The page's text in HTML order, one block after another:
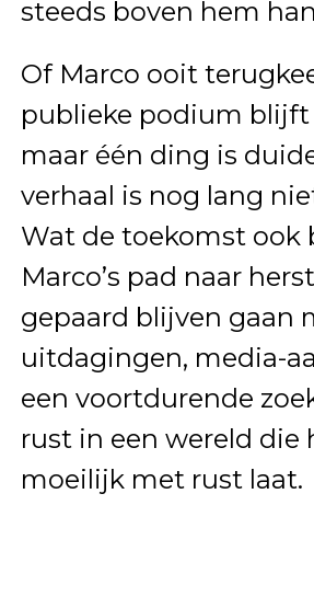
steeds boven hem
Of Marco ooit
publieke podium blijft
maar één ding is
verhaal is nog lang
Wat de toekomst ook
Marco’s pad naar
gepaard blijven gaan
uitdagingen, media-
een voortdurende
rust in een wereld die
moeilijk met rust laat.